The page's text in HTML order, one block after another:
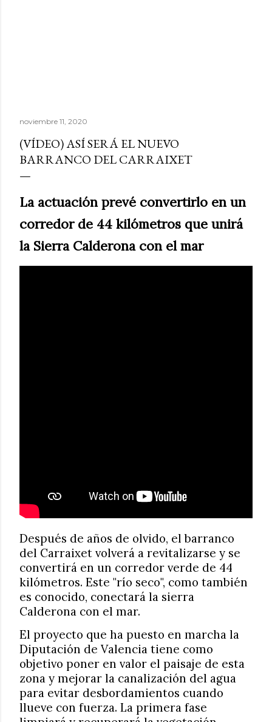
noviembre 11, 2020
(VÍDEO) ASÍ SERÁ EL NUEVO
BARRANCO DEL CARRAIXET
La actuación prevé convertirlo en un
corredor de 44 kilómetros que unirá
la Sierra Calderona con el mar
Después de años de olvido, el barranco
del Carraixet volverá a revitalizarse y se
convertirá en un corredor verde de 44
kilómetros. Este "río seco", como también
es conocido, conectará la sierra
Calderona con el mar.
El proyecto que ha puesto en marcha la
Diputación de Valencia tiene como
objetivo poner en valor el paisaje de esta
zona y mejorar la canalización del agua
para evitar desbordamientos cuando
llueve con fuerza. La primera fase